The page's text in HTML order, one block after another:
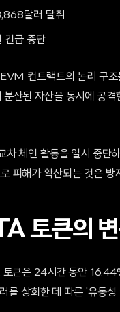
달러 탈취
긴급 중단
컨트랙트의 논리 구조
산된 자산을 동시에 공
차 체인 활동을 일시 중단
피해가 확산되는 것은 방
토큰의
큰은 24시간 동안
상회한 데 따른 '유동성